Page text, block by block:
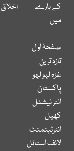
کے بارے
میں
اخلاق
صفحۂ اول
تازہ ترین
غزہ لہو لہو
پاکستان
انٹر نیشنل
کھیل
انٹرٹینمنٹ
لائف اسٹائل